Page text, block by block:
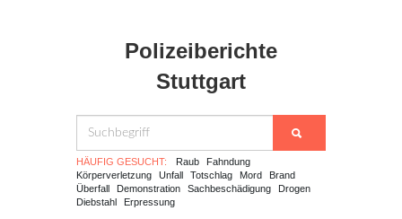
Polizeiberichte
Stuttgart
HÄUFIG GESUCHT: Raub
Fahndung
Körperverletzung
Unfall Totschlag Mord
Brand
Überfall
Demonstration Sachbeschädigung
Drogen
Diebstahl
Erpressung